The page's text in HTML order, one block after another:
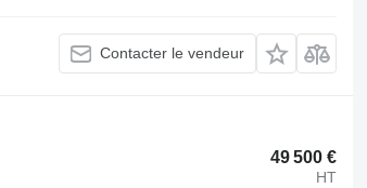
Contacter le vendeur
49 500 €
HT